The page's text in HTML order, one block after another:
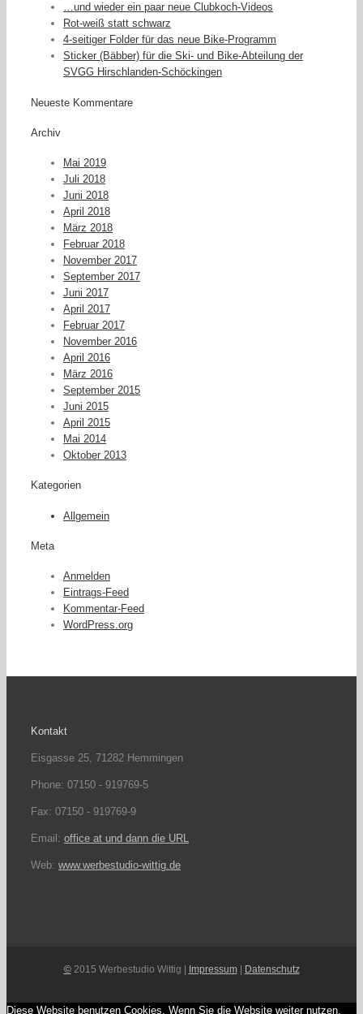
…und wieder ein paar neue Clubkoch-Videos
Rot-weiß statt schwarz
4-seitiger Folder für das neue Bike-Programm
Sticker (Bäbber) für die Ski- und Bike-Abteilung der
SVGG Hirschlanden-Schöckingen
Neueste Kommentare
Archiv
Mai 2019
Juli 2018
Juni 2018
April 2018
März 2018
Februar 2018
November 2017
September 2017
Juni 2017
April 2017
Februar 2017
November 2016
April 2016
März 2016
September 2015
Juni 2015
April 2015
Mai 2014
Oktober 2013
Kategorien
Allgemein
Meta
Anmelden
Eintrags-Feed
Kommentar-Feed
WordPress.org
Kontakt
Eisgasse 25, 71282 Hemmingen
Phone: 07150 - 919769-5
Fax: 07150 - 919769-9
Email: office at und dann die URL
Web: www.werbestudio-wittig.de
©2015 Werbestudio Wittig | Impressum| Datenschutz
Diese Website benutzen Cookies. Wenn Sie die Website weiter nutzen,